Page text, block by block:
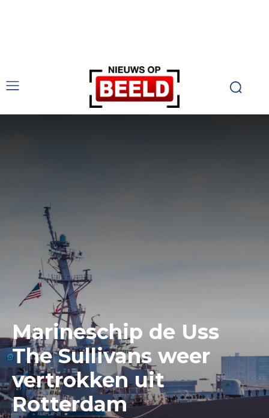
Marineschip de Uss
The Sullivans weer
vertrokken uit
Rotterdam